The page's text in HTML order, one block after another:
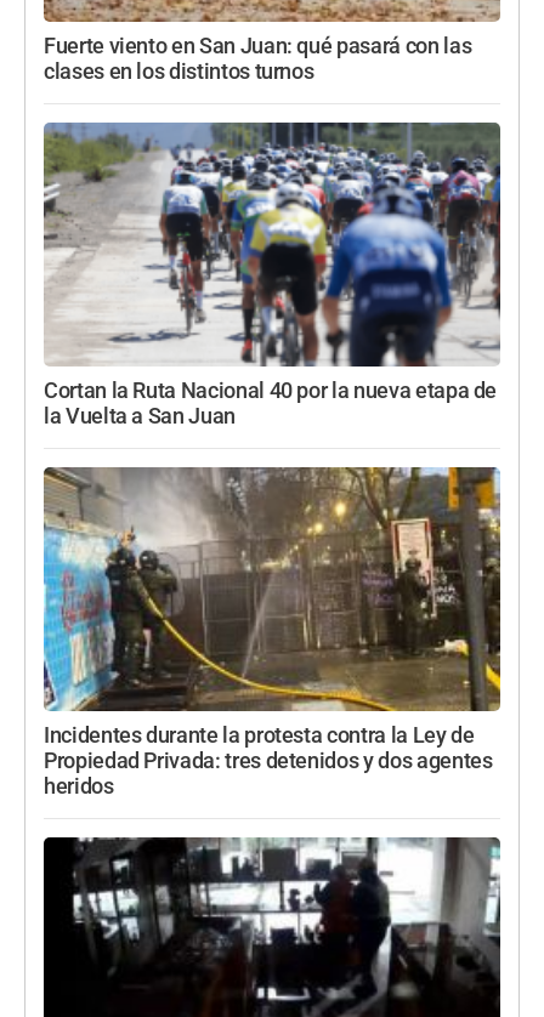
Fuerte viento en San Juan: qué pasará con las
clases en los distintos turnos
Cortan la Ruta Nacional 40 por la nueva etapa de
la Vuelta a San Juan
Incidentes durante la protesta contra la Ley de
Propiedad Privada: tres detenidos y dos agentes
heridos